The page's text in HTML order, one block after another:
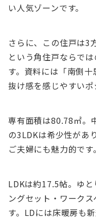
い人気ゾーンです。
さらに、この住戸は3
という角住戸ならで
す。資料には「南側
抜け感を感じやすいポ
専有面積は80.78㎡。
の3LDKは希少性があ
ご夫婦にも魅力的です。
LDKは約17.5帖。ゆ
ングセット・ワーク
す。LDには床暖房も